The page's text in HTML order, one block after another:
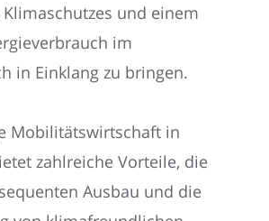
und einem
im
in Einklang zu bringen.
Mobilitätswirtschaft in
zahlreiche Vorteile, die
Ausbau und die